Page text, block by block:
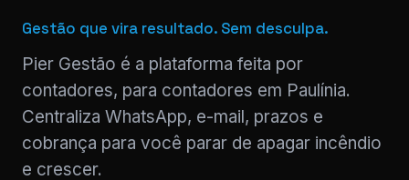
Gestão que vira resultado. Sem desculpa.
Pier Gestão é a plataforma feita por
contadores, para contadores em Paulínia.
Centraliza WhatsApp, e-mail, prazos e
cobrança para você parar de apagar incêndio
e crescer.